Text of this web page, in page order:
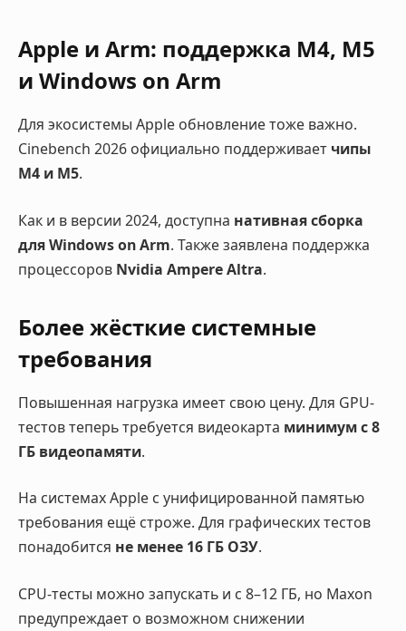
Apple и Arm: поддержка M4, M5
и Windows on Arm
Для экосистемы Apple обновление тоже важно.
Cinebench 2026 официально поддерживает чипы
M4 и M5.
Как и в версии 2024, доступна нативная сборка
для Windows on Arm. Также заявлена поддержка
процессоров Nvidia Ampere Altra.
Более жёсткие системные
требования
Повышенная нагрузка имеет свою цену. Для GPU-
тестов теперь требуется видеокарта минимум с 8
ГБ видеопамяти.
На системах Apple с унифицированной памятью
требования ещё строже. Для графических тестов
понадобится не менее 16 ГБ ОЗУ.
CPU-тесты можно запускать и с 8–12 ГБ, но Maxon
предупреждает о возможном снижении